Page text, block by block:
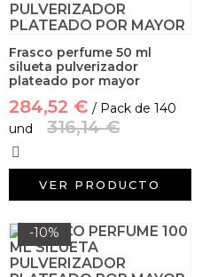
Frasco perfume 50 ml
silueta pulverizador
plateado por mayor
284,52 € / Pack de 140
und
316,14 €
VER PRODUCTO
-10%